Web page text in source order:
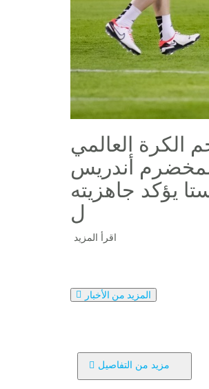
الكرة العالمي
أندريس
يؤكد جاهزيته
ل
اقرأ المزيد
المزيد من الأخبار
مزيد من التفاصيل